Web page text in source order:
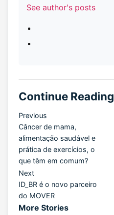
See author's posts
Continue Reading
Previous
Câncer de mama,
alimentação saudável e
prática de exercícios, o
que têm em comum?
Next
ID_BR é o novo parceiro
do MOVER
More Stories